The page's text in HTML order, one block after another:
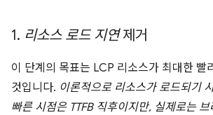
1. 리소스 로드 지연제거
이 단계의 목표는 LCP 리소스가 최대한 빨
것입니다. 이론적으로 리소스가 로드되기
빠른 시점은 TTFB 직후이지만, 실제로는